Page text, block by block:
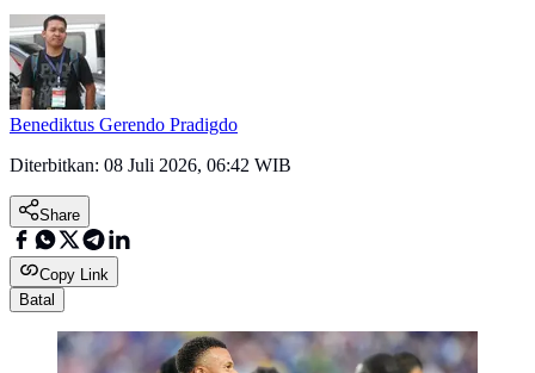
Benediktus Gerendo Pradigdo
Diterbitkan: 08 Juli 2026, 06:42 WIB
Share
Copy Link
Batal